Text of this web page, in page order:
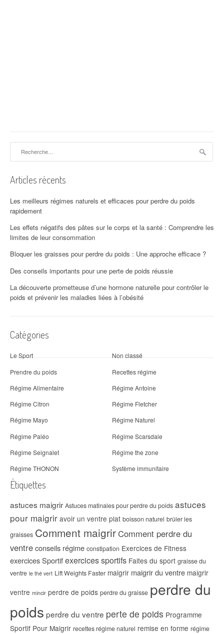
Articles récents
Les meilleurs régimes naturels et efficaces pour perdre du poids
rapidement
Les effets négatifs des pâtes sur le corps et la santé : Comprendre les
limites de leur consommation
Bloquer les graisses pour perdre du poids : Une approche efficace ?
Des conseils importants pour une perte de poids réussie
La découverte prometteuse d’une hormone naturelle pour contrôler le
poids et prévenir les maladies liées à l’obésité
Catégories
Le Sport
Non classé
Prendre du poids
Recettes régime
Régime Alimentaire
Régime Antoine
Régime Citron
Régime Fletcher
Régime Mayo
Régime Naturel
Régime Paléo
Régime Scarsdale
Régime Seignalet
Régime the zone
Régime THONON
Système immunitaire
Étiquettes
astuces maigrir Astuces matinales pour perdre du poids astuces
pour maigrir avoir un ventre plat boisson naturel brûler les
graisses Comment maigrirComment perdre du
ventreconseils régime constipation Exercices de Fitness
exercices Sportifexercices sportifs Faites du sport graisse du
ventre le thé vert Lift Weights Faster maigrir maigrir du ventre maigrir
ventre mincir perdre de poids perdre du graisse perdre du
poids perdre du ventre perte de poids Programme
Sportif Pour Maigrir recettes régime naturel remise en forme régime